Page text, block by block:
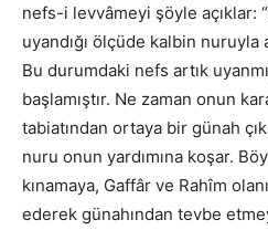
nefs-i levvâmeyi şöyle açıklar:
uyandığı ölçüde kalbin nuruyla
Bu durumdaki nefs artık
başlamıştır. Ne zaman onun
tabiatından ortaya bir günah
nuru onun yardımına koşar.
kınamaya, Gaffâr ve Rahîm
ederek günahından tevbe